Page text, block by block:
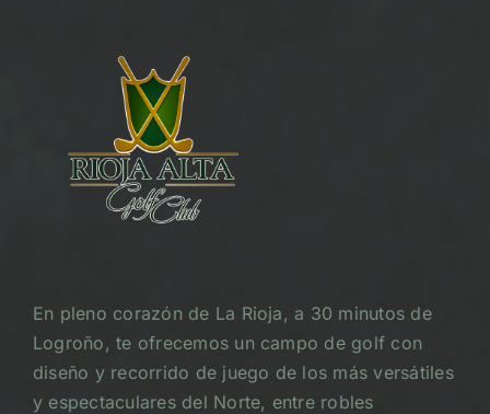
En pleno corazón de La Rioja, a 30 minutos de
Logroño, te ofrecemos un campo de golf con
diseño y recorrido de juego de los más versátiles
y espectaculares del Norte, entre robles